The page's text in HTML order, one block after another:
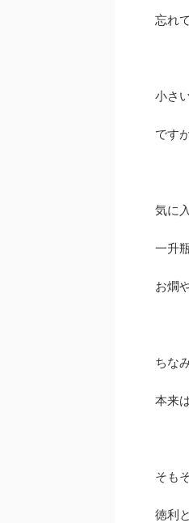
忘れ
小さ
です
気に
一升
お燗
ちな
本来
そも
徳利